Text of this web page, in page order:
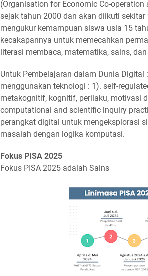
(Organisation for Economic Co-
sejak tahun 2000 dan akan diikuti
mengukur kemampuan siswa usia 15
kecakapannya untuk memecahkan
literasi membaca, matematika, sains,
Untuk Pembelajaran dalam Dunia
menggunakan teknologi : 1). self-
metakognitif, kognitif, perilaku, motivasi
computational and scientific inquiry
perangkat digital untuk mengeksplorasi
masalah dengan logika komputasi.
Fokus PISA 2025
Fokus PISA 2025 adalah Sains